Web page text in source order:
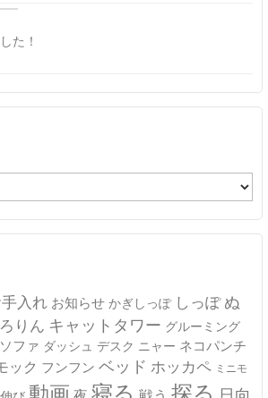
た！
入れ お知らせ かぎしっぽ しっぽ ぬ
りん キャットタワー グルーミング
ソファ ダッシュ デスク ニャー ネコパンチ
ック フンフン ベッド ホッカペ ミニモ